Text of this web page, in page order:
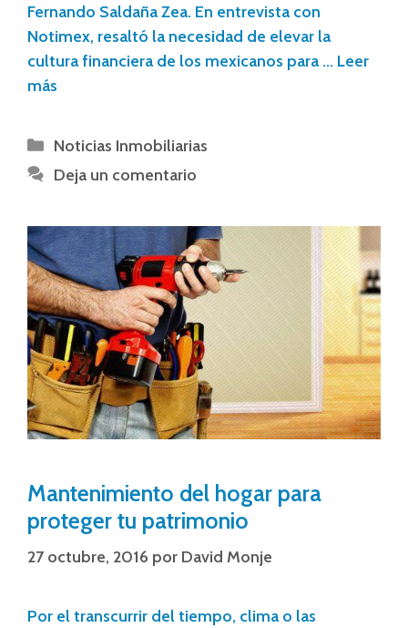
Fernando Saldaña Zea. En entrevista con
Notimex, resaltó la necesidad de elevar la
cultura financiera de los mexicanos para … Leer
más
Noticias Inmobiliarias
Deja un comentario
Mantenimiento del hogar para
proteger tu patrimonio
27 octubre, 2016 por David Monje
Por el transcurrir del tiempo, clima o las